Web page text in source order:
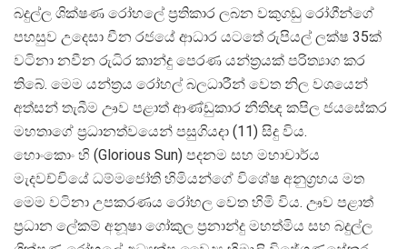
බදුල්ල ශික්ෂණ රෝහලේ ප්රතිකාර ලබන වකුගඩු රෝගීන්ගේ
පහසුව උදෙසා චීන රජයේ ආධාර යටතේ රුපියල් ලක්ෂ 35ක්
වටිනා නවීන රුධිර කාන්දු පෙරණ යන්ත්රයක් පරිත්යාග කර
තිබේ. මෙම යන්ත්රය රෝහල් බලධාරීන් වෙත නිල වශයෙන්
අත්සන් තැබීම ඌව පළාත් ආණ්ඩුකාර නීතිඥ කපිල ජයසේකර
මහතාගේ ප්රධානත්වයෙන් පසුගියදා (11) සිදු විය.
හොංකොං හි (Glorious Sun) පදනම සහ මහාචාර්ය
මැදවච්චියේ ධම්මජෝති හිමියන්ගේ විශේෂ අනුග්රහය මත
මෙම වටිනා උපකරණය රෝහල වෙත හිමි විය. ඌව පළාත්
ප්රධාන ලේකම් අනූෂා ගෝකුල ප්රනාන්දු මහත්මිය සහ බදුල්ල